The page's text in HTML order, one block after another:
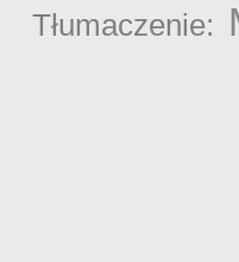
Tłumaczenie: